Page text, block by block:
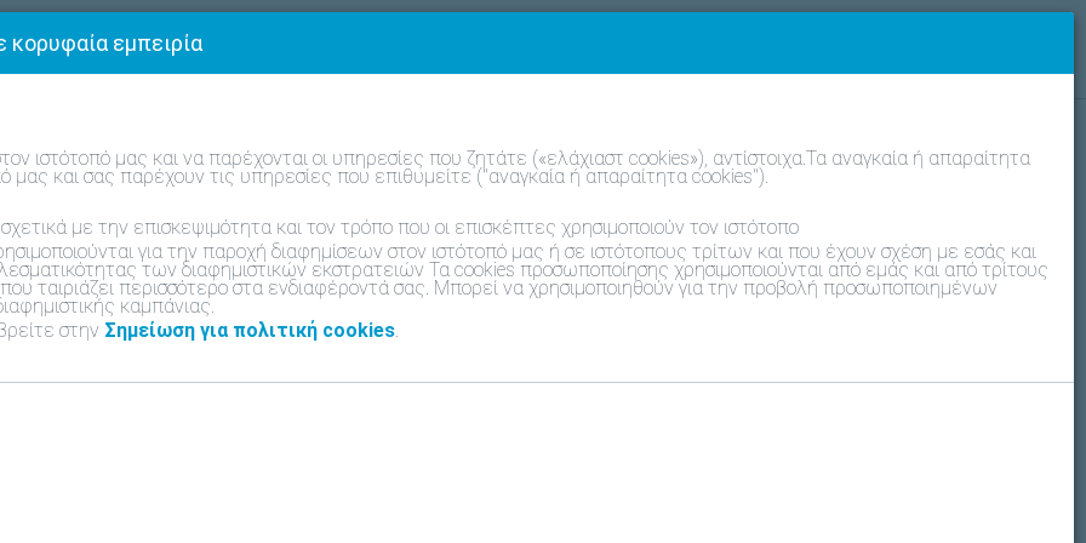
Συχνές ερωτήσεις
By Me
και γρήγορα την εγγύηση της μονάδας σας
κορυφαία εμπειρία
ιστότοπό μας και να παρέχονται οι υπηρεσίες που ζητάτε («ελάχιαστ cookies»), αντίστοιχα.Τα αναγκαία ή απαραίτητα
και σας παρέχουν τις υπηρεσίες που επιθυμείτε ("αναγκαία ή απαραίτητα cookies").
με την επισκεψιμότητα και τον τρόπο που οι επισκέπτες χρησιμοποιούν τον ιστότοπο
για την παροχή διαφημίσεων στον ιστότοπό μας ή σε ιστότοπους τρίτων και που έχουν σχέση με εσάς και
των διαφημιστικών εκστρατειών Τα cookies προσωποποίησης χρησιμοποιούνται από εμάς και από τρίτους
ταιριάζει περισσότερο στα ενδιαφέροντά σας. Μπορεί να χρησιμοποιηθούν για την προβολή προσωποποιημένων
καμπάνιας.
στην Σημείωση για πολιτική cookies.